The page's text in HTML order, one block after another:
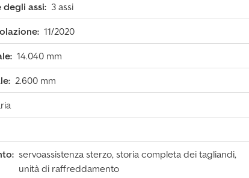
assi: 3 assi
11/2020
14.040 mm
2.600 mm
servoassistenza sterzo, storia completa dei tagliandi,
unità di raffreddamento